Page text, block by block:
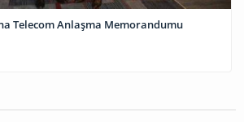
Telecom Anlaşma Memorandumu